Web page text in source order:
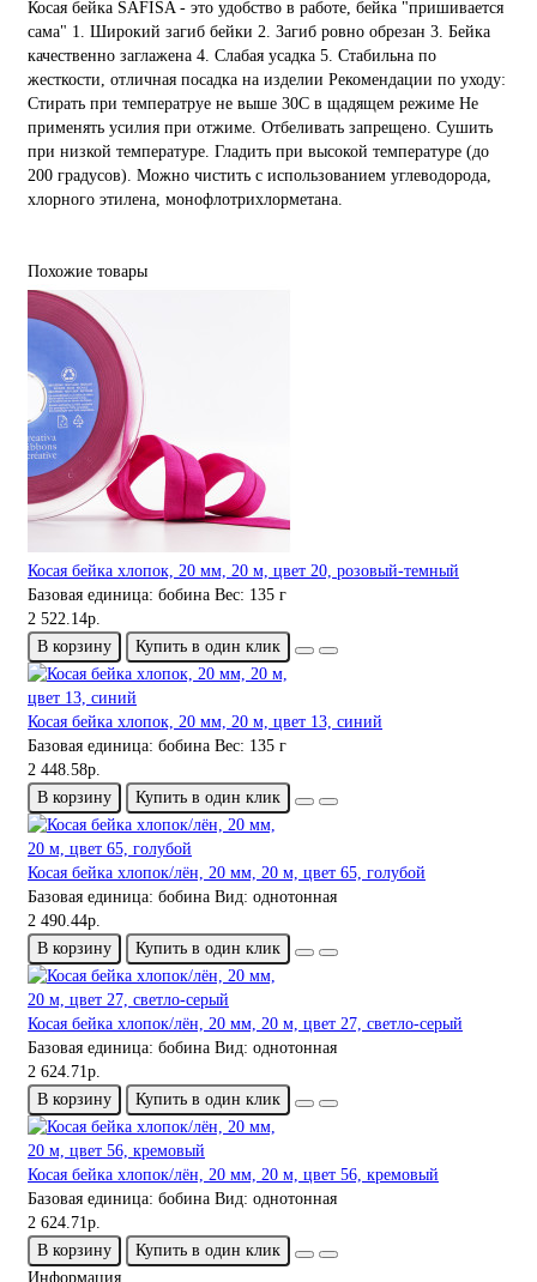
Косая бейка SAFISA - это удобство в работе, бейка "пришивается
сама" 1. Широкий загиб бейки 2. Загиб ровно обрезан 3. Бейка
качественно заглажена 4. Слабая усадка 5. Стабильна по
жесткости, отличная посадка на изделии Рекомендации по уходу:
Стирать при температруе не выше 30С в щадящем режиме Не
применять усилия при отжиме. Отбеливать запрещено. Сушить
при низкой температуре. Гладить при высокой температуре (до
200 градусов). Можно чистить с использованием углеводорода,
хлорного этилена, монофлотрихлорметана.
Похожие товары
Косая бейка хлопок, 20 мм, 20 м, цвет 20, розовый-темный
Базовая единица: бобина Вес: 135 г
2 522.14р.
В корзину
Купить в один клик
Косая бейка хлопок, 20 мм, 20 м, цвет 13, синий
Базовая единица: бобина Вес: 135 г
2 448.58р.
В корзину
Купить в один клик
Косая бейка хлопок/лён, 20 мм, 20 м, цвет 65, голубой
Базовая единица: бобина Вид: однотонная
2 490.44р.
В корзину
Купить в один клик
Косая бейка хлопок/лён, 20 мм, 20 м, цвет 27, светло-серый
Базовая единица: бобина Вид: однотонная
2 624.71р.
В корзину
Купить в один клик
Косая бейка хлопок/лён, 20 мм, 20 м, цвет 56, кремовый
Базовая единица: бобина Вид: однотонная
2 624.71р.
В корзину
Купить в один клик
Информация